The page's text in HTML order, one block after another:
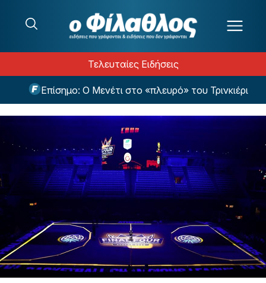
Τελευταίες Ειδήσεις
Επίσημο: Ο Μενέτι στο «πλευρό» του Τρινκιέρι